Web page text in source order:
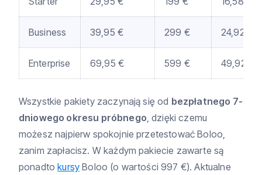
Business 39,95 € 299 € 24,92 €
Enterprise 69,95 € 599 € 49,92 €
Wszystkie pakiety zaczynają się od bezpłatnego 7-
dniowego okresu próbnego, dzięki czemu
możesz najpierw spokojnie przetestować Boloo,
zanim zapłacisz. W każdym pakiecie zawarte są
ponadtokursy Boloo (o wartości 997 €). Aktualne